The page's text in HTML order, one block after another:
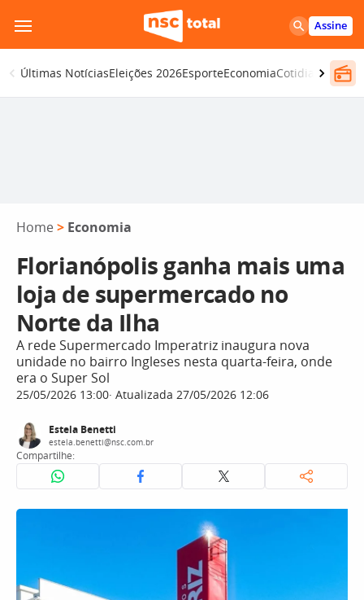
para
o
conteúdo
Assine
Últimas NotíciasEleições 2026EsporteEconomiaCotidiano
Home > Economia
Florianópolis ganha mais uma
loja de supermercado no
Norte da Ilha
A rede Supermercado Imperatriz inaugura nova
unidade no bairro Ingleses nesta quarta-feira, onde
era o Super Sol
25/05/2026 13:00 Atualizada 27/05/2026 12:06
Estela Benetti
estela.benetti@nsc.com.br
Compartilhe: